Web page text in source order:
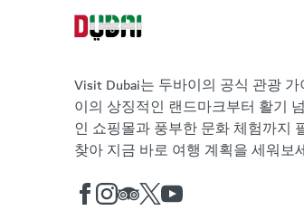
Visit Dubai는 두바이의 공식 관광
이의 상징적인 랜드마크부터 활기
인 쇼핑몰과 풍부한 문화 체험까지
찾아 지금 바로 여행 계획을 세워보